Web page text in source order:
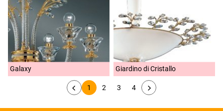
Galaxy Giardino di Cristallo
1 2 3 4